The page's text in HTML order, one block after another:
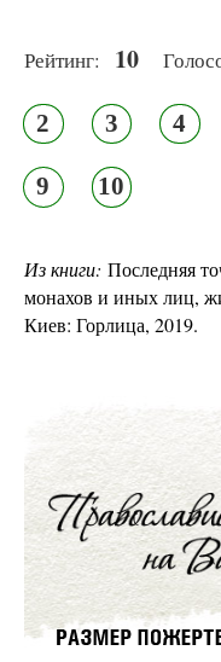
Рейтинг: 10
2 3 4
9 10
Из книги: Последняя
монахов и иных лиц,
Киев: Горлица, 2019.